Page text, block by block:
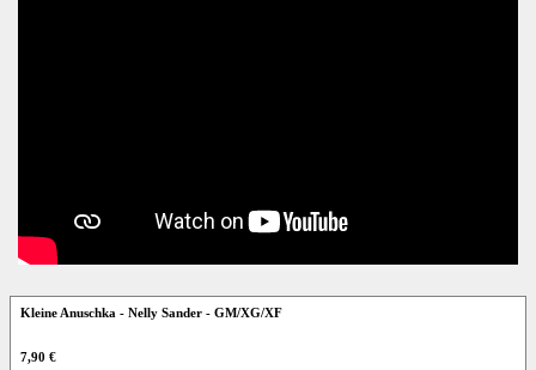
Kleine Anuschka - Nelly Sander - GM/XG/XF
7,90 €